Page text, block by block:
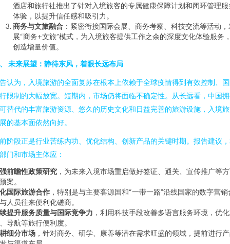
酒店和旅行社推出了针对入境旅客的专属健康保障计划和闭环管理服
体验，以提升信任感和吸引力。
商务与文旅融合 ：紧密衔接国际会展、商务考察、科技交流等活动，
展“商务+文旅”模式，为入境旅客提供工作之余的深度文化体验服务
创造增量价值。
未来展望：静待东风，着眼长远布局
认为，入境旅游的全面复苏在根本上依赖于全球疫情得到有效控制、
限制的大幅放宽。短期内，市场仍将面临不确定性。从长远看，中国
替代的丰富旅游资源、悠久的历史文化和日益完善的旅游设施，入境
的基本面依然向好。
阶段正是行业苦练内功、优化结构、创新产品的关键时期。报告建议
门和市场主体应：
前瞻性政策研究 ，为未来入境市场重启做好签证、通关、宣传推广等
案。
国际旅游合作 ，特别是与主要客源国和“一带一路”沿线国家的数字营销
人员往来便利化磋商。
提升服务质量与国际竞争力 ，利用科技手段改善多语言服务环境，优
导航等旅行便利度。
细分市场 ，针对商务、研学、康养等潜在需求旺盛的领域，提前进行